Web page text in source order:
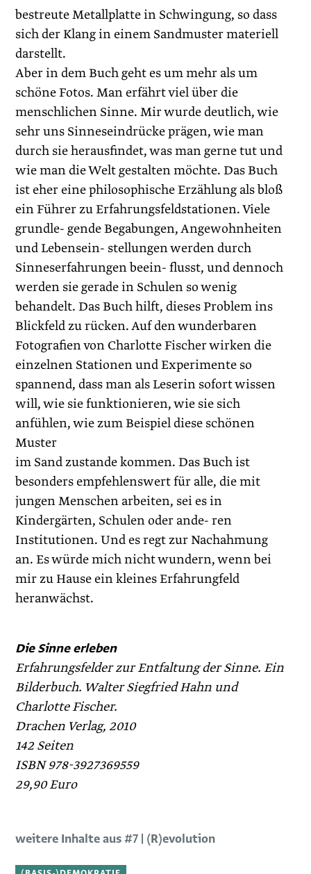
bestreute Metallplatte in Schwingung, so dass
sich der Klang in einem Sandmuster materiell
darstellt.
Aber in dem Buch geht es um mehr als um
schöne Fotos. Man erfährt viel über die
menschlichen Sinne. Mir wurde deutlich, wie
sehr uns Sinneseindrücke prägen, wie man
durch sie herausfindet, was man gerne tut und
wie man die Welt gestalten möchte. Das Buch
ist eher eine philosophische Erzählung als bloß
ein Führer zu Erfahrungsfeldstationen. Viele
grundle- gende Begabungen, Angewohnheiten
und Lebensein- stellungen werden durch
Sinneserfahrungen beein- flusst, und dennoch
werden sie gerade in Schulen so wenig
behandelt. Das Buch hilft, dieses Problem ins
Blickfeld zu rücken. Auf den wunderbaren
Fotografien von Charlotte Fischer wirken die
einzelnen Stationen und Experimente so
spannend, dass man als Leserin sofort wissen
will, wie sie funktionieren, wie sie sich
anfühlen, wie zum Beispiel diese schönen
Muster
im Sand zustande kommen. Das Buch ist
besonders empfehlenswert für alle, die mit
jungen Menschen arbeiten, sei es in
Kindergärten, Schulen oder ande- ren
Institutionen. Und es regt zur Nachahmung
an. Es würde mich nicht wundern, wenn bei
mir zu Hause ein kleines Erfahrungfeld
heranwächst.
Die Sinne erleben
Erfahrungsfelder zur Entfaltung der Sinne. Ein
Bilderbuch. Walter Siegfried Hahn und
Charlotte Fischer.
Drachen Verlag, 2010
142 Seiten
ISBN 978-3927369559
29,90 Euro
weitere Inhalte aus #7 | (R)evolution